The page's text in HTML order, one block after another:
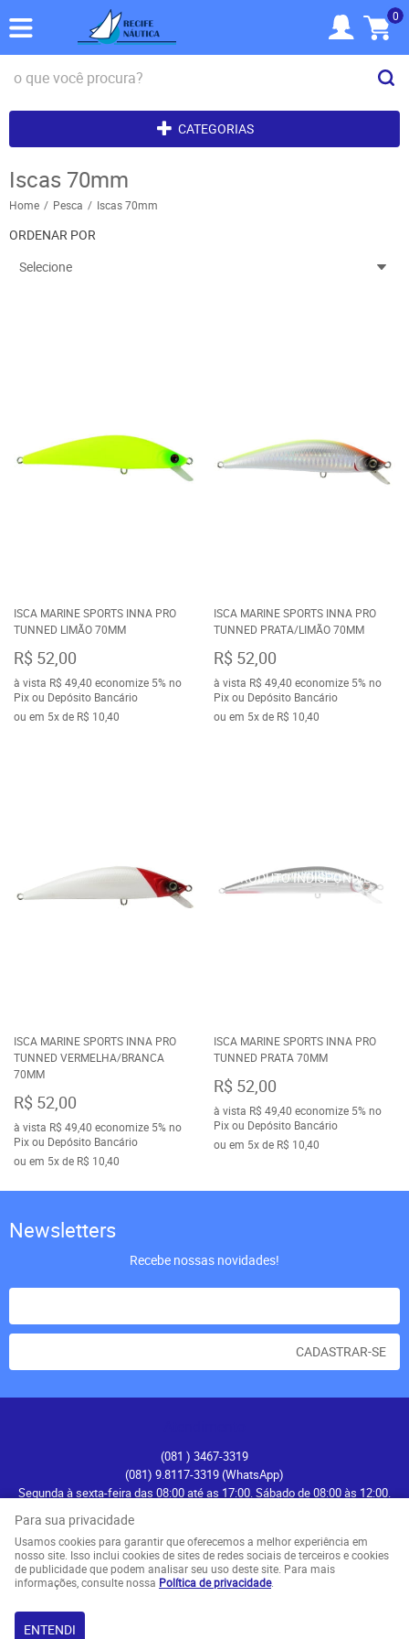
0
CATEGORIAS
Iscas 70mm
Home Pesca Iscas 70mm
ORDENAR POR
Selecione
ISCA MARINE SPORTS INNA PRO
TUNNED LIMÃO 70MM
R$ 52,00
à vista R$ 49,40 economize 5%no
Pix ou Depósito Bancário
ou em 5xde R$ 10,40
ISCA MARINE SPORTS INNA PRO
TUNNED PRATA/LIMÃO 70MM
R$ 52,00
à vista R$ 49,40 economize 5%no
Pix ou Depósito Bancário
ou em 5xde R$ 10,40
ISCA MARINE SPORTS INNA PRO
TUNNED VERMELHA/BRANCA
70MM
R$ 52,00
à vista R$ 49,40 economize 5%no
Pix ou Depósito Bancário
ou em 5xde R$ 10,40
ISCA MARINE SPORTS INNA PRO
TUNNED PRATA 70MM
R$ 52,00
à vista R$ 49,40 economize 5%no
Pix ou Depósito Bancário
ou em 5xde R$ 10,40
Newsletters
Recebe nossas novidades!
CADASTRAR-SE
(081 ) 3467-3319
(081) 9.8117-3319(WhatsApp)
Segunda à sexta-feira das 08:00 até as 17:00. Sábado de 08:00 às 12:00.
contato@recifenautica.com.br
Endereço
Avenida Herculano Bandeira, 476-Pina, Recife -PE
CEP: 51110-131
Para sua privacidade
Usamos cookies para garantir que oferecemos a melhor experiência em
nosso site. Isso inclui cookies de sites de redes sociais de terceiros e cookies
de publicidade que podem analisar seu uso deste site. Para mais
informações, consulte nossa Política de privacidade.
ENTENDI